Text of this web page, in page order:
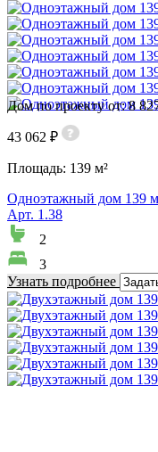
Дом по проекту от: 8
43 062 ₽
Площадь: 139 м²
Одноэтажный дом 139
Арт. 1.38
2
3
Узнать подробнее